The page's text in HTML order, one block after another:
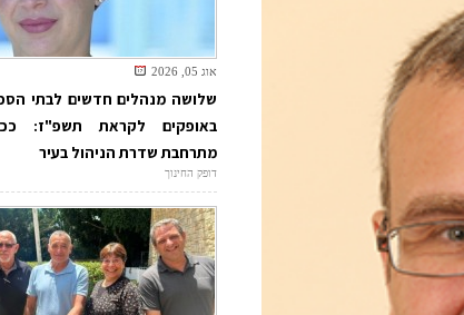
אוג 05, 2026
שלושה מנהלים חדשים לבתי
באופקים לקראת תשפ"ז:
מתרחבת שדרת הניהול בעיר
דופק החינוך